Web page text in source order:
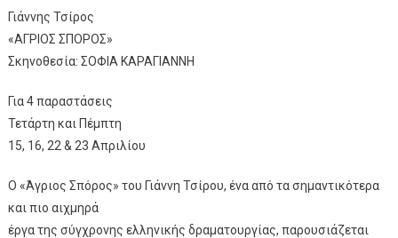
Γιάννης Τσίρος
«ΑΓΡΙΟΣ ΣΠΟΡΟΣ»
Σκηνοθεσία: ΣΟΦΙΑ ΚΑΡΑΓΙΑΝΝΗ
Για 4 παραστάσεις
Τετάρτη και Πέμπτη
15, 16, 22 & 23 Απριλίου
Ο «Άγριος Σπόρος» του Γιάννη Τσίρου, ένα από τα σημαντικότερα
και πιο αιχμηρά
έργα της σύγχρονης ελληνικής δραματουργίας, παρουσιάζεται